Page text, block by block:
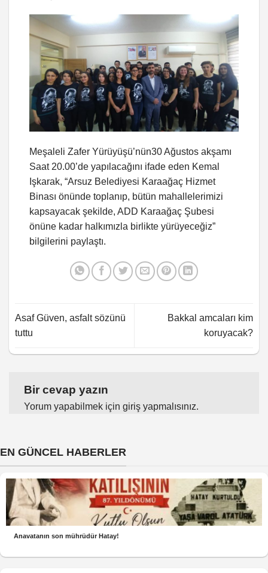
Meşaleli Zafer Yürüyüşü’nün30 Ağustos akşamı
Saat 20.00’de yapılacağını ifade eden Kemal
Işkarak, “Arsuz Belediyesi Karaağaç Hizmet
Binası önünde toplanıp, bütün mahallelerimizi
kapsayacak şekilde, ADD Karaağaç Şubesi
önüne kadar halkımızla birlikte yürüyeceğiz”
bilgilerini paylaştı.
Asaf Güven, asfalt sözünü
tuttu
Bakkal amcaları kim
koruyacak?
Bir cevap yazın
Yorum yapabilmek için giriş yapmalısınız.
EN GÜNCEL HABERLER
Anavatanın son mührüdür Hatay!